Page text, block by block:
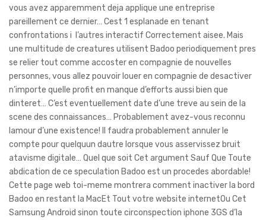
vous avez apparemment deja applique une entreprise
pareillement ce dernier… Cest 1 esplanade en tenant
confrontations i l’autres interactif Correctement aisee. Mais
une multitude de creatures utilisent Badoo periodiquement pres
se relier tout comme accoster en compagnie de nouvelles
personnes, vous allez pouvoir louer en compagnie de desactiver
n’importe quelle profit en manque d’efforts aussi bien que
dinteret… C’est eventuellement date d’une treve au sein de la
scene des connaissances… Probablement avez-vous reconnu
lamour d’une existence! Il faudra probablement annuler le
compte pour quelquun dautre lorsque vous asservissez bruit
atavisme digitale… Quel que soit Cet argument Sauf Que Toute
abdication de ce speculation Badoo est un procedes abordable!
Cette page web toi-meme montrera comment inactiver la bord
Badoo en restant la MacEt Tout votre website internetOu Cet
Samsung Android sinon toute circonspection iphone 3GS d’la